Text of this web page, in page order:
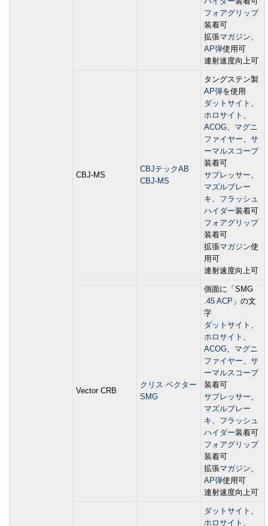
フォアグリップ
装着可
拡張マガジン、
AP弾使用可
連射速度向上可
CBJ-MS
CBJテックAB
CBJ-MS
タングステン製
AP弾を使用
ダットサイト 、
ホロサイト 、
ACOG、 マグニ
ファイヤー、 サ
ーマルスコープ
装着可
サプレッサー、
マズルブレー
キ、 フラッシュ
ハイダー装着可
フォアグリップ
装着可
拡張マガジン使
用可
連射速度向上可
Vector CRB
クリス ベクター
SMG
側面に「SMG
.45 ACP 」の文
字
ダットサイト 、
ホロサイト 、
ACOG、 マグニ
ファイヤー、 サ
ーマルスコープ
装着可
サプレッサー、
マズルブレー
キ、 フラッシュ
ハイダー装着可
フォアグリップ
装着可
拡張マガジン、
AP弾使用可
連射速度向上可
ダットサイト 、
ホロサイト 、